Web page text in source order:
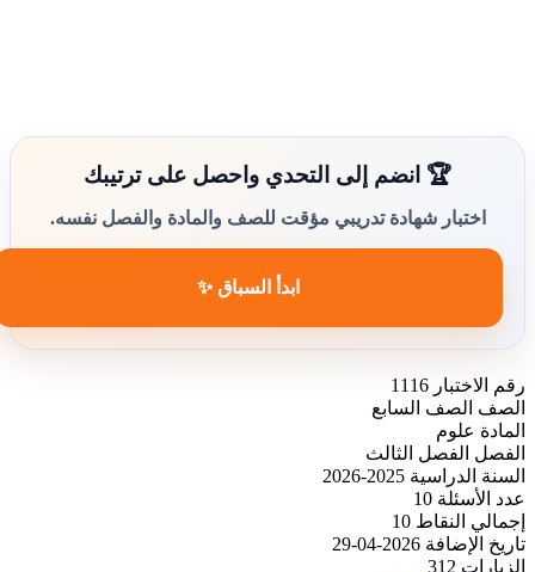
🏆 انضم إلى التحدي واحصل على ترتيبك
اختبار شهادة تدريبي مؤقت للصف والمادة والفصل نفسه.
ابدأ السباق ✨
رقم الاختبار 1116
الصف
الصف السابع
المادة
علوم
الفصل
الفصل الثالث
السنة الدراسية 2025-2026
عدد الأسئلة 10
إجمالي النقاط 10
تاريخ الإضافة 2026-04-29
الزيارات 312